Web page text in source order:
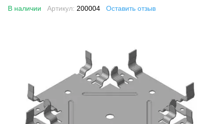
В наличии Артикул: 200004 Оставить отзыв